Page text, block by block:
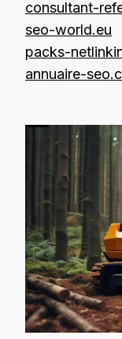
consultant-
seo-world.eu
packs-
annuaire-